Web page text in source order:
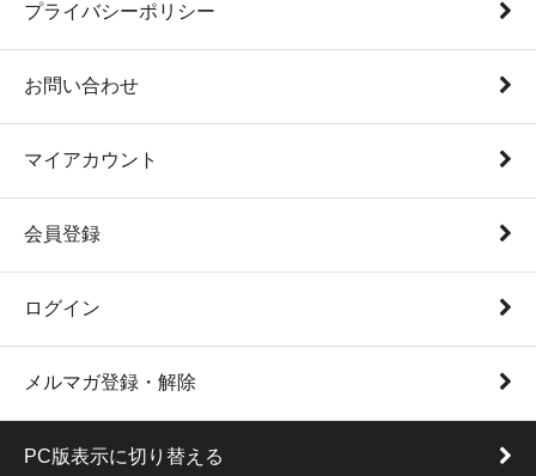
プライバシーポリシー
お問い合わせ
マイアカウント
会員登録
ログイン
メルマガ登録・解除
PC版表示に切り替える